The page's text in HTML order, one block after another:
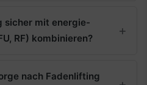
sicher mit energie-
RF) kombinieren?
nach Fadenlifting